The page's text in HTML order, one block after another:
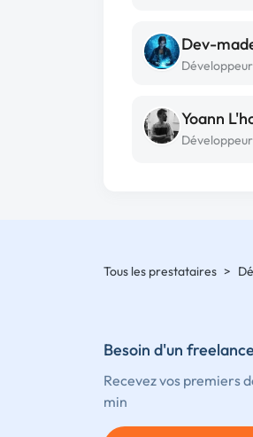
Dev-
Yoann
Tous les prestataires >
Besoin d'un
Recevez vos premiers
min